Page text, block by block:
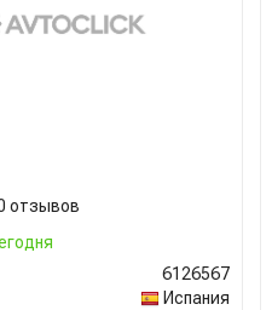
отзывов
6126567
Испания